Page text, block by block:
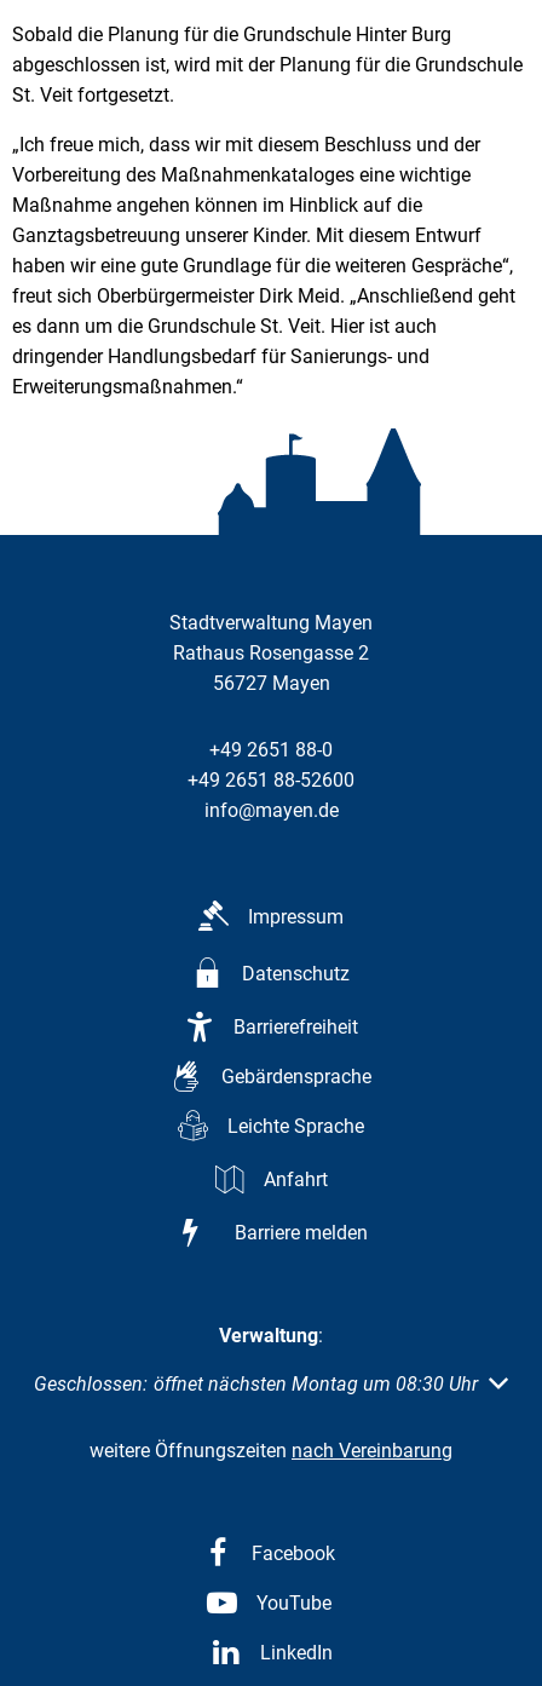
Sobald die Planung für die Grundschule Hinter Burg
abgeschlossen ist, wird mit der Planung für die Grundschule
St. Veit fortgesetzt.
„Ich freue mich, dass wir mit diesem Beschluss und der
Vorbereitung des Maßnahmenkataloges eine wichtige
Maßnahme angehen können im Hinblick auf die
Ganztagsbetreuung unserer Kinder. Mit diesem Entwurf
haben wir eine gute Grundlage für die weiteren Gespräche“,
freut sich Oberbürgermeister Dirk Meid. „Anschließend geht
es dann um die Grundschule St. Veit. Hier ist auch
dringender Handlungsbedarf für Sanierungs- und
Erweiterungsmaßnahmen.“
Stadtverwaltung Mayen
Rathaus Rosengasse 2
56727 Mayen
+49 2651 88-0
+49 2651 88-52600
info@mayen.de
Impressum
Datenschutz
Barrierefreiheit
Gebärdensprache
Leichte Sprache
Anfahrt
Barriere melden
Verwaltung:
Klicken, um weitere Öffnungs- oder Schließzeiten
Geschlossen: öffnet nächsten Montag um 08:30 Uhr
weitere Öffnungszeiten nach Vereinbarung
Facebook
YouTube
LinkedIn